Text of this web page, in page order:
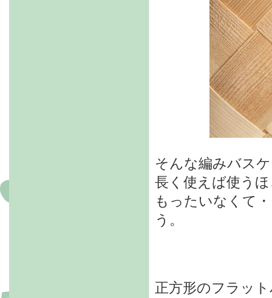
そんな編みバス
長く使えば使う
もったいなくて
う。
正方形のフラッ